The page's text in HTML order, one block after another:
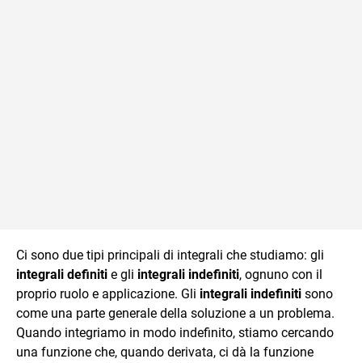
Ci sono due tipi principali di integrali che studiamo: gli
integrali definiti e gli integrali indefiniti, ognuno con il
proprio ruolo e applicazione. Gli integrali indefiniti sono
come una parte generale della soluzione a un problema.
Quando integriamo in modo indefinito, stiamo cercando
una funzione che, quando derivata, ci dà la funzione